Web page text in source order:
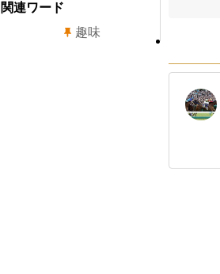
関連ワード
趣味